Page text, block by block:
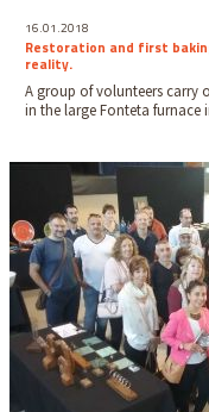
16.01.2018
Restoration and first
reality.
A group of volunteers carry
in the large Fonteta furnace